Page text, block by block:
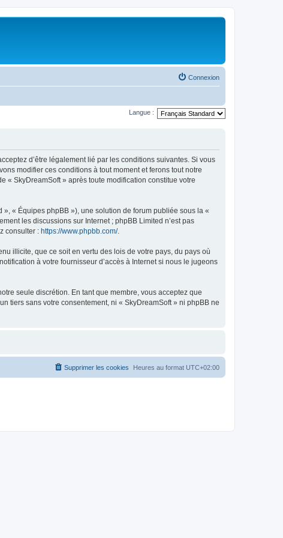
Connexion
Langue :
d’être légalement lié par les conditions suivantes. Si vous
modifier ces conditions à tout moment et ferons tout notre
« SkyDreamSoft » après toute modification constitue votre
« Équipes phpBB »), une solution de forum publiée sous la «
les discussions sur Internet ; phpBB Limited n’est pas
consulter : https://www.phpbb.com/.
illicite, que ce soit en vertu des lois de votre pays, du pays où
à votre fournisseur d’accès à Internet si nous le jugeons
seule discrétion. En tant que membre, vous acceptez que
tiers sans votre consentement, ni « SkyDreamSoft » ni phpBB ne
Heures au format UTC+02:00
Supprimer les cookies